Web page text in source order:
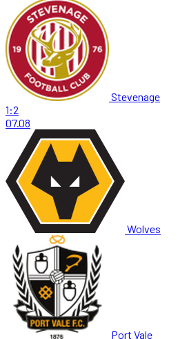
Stevenage
1:2
07.08
Wolves
Port Vale